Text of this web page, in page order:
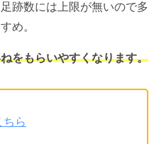
跡数には上限が無いので多
め。
をもらいやすくなります。
ちら